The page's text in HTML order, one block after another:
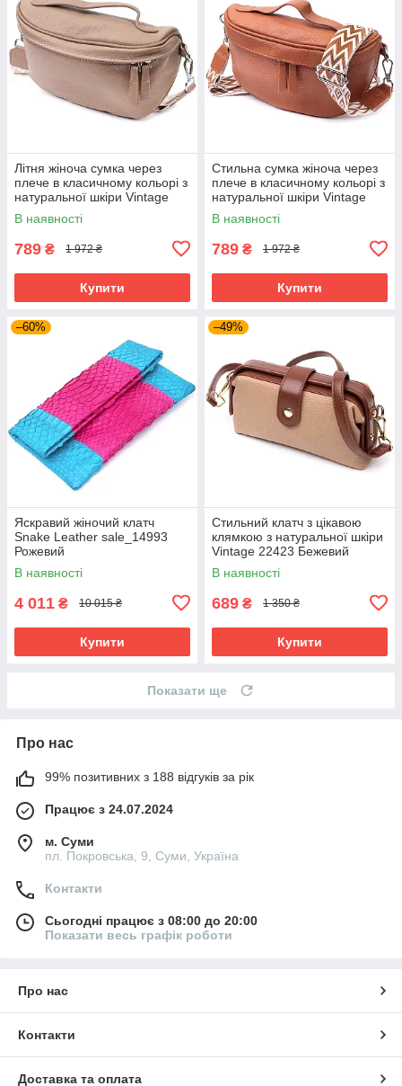
Літня жіноча сумка через
плече в класичному кольорі з
натуральної шкіри Vintage
22657 Бежева
В наявності
789 ₴ 1 972 ₴
Купити
Стильна сумка жіноча через
плече в класичному кольорі з
натуральної шкіри Vintage
22658 Руда
В наявності
789 ₴ 1 972 ₴
Купити
–60%
Яскравий жіночий клатч
Snake Leather sale_14993
Рожевий
В наявності
4 011 ₴ 10 015 ₴
Купити
–49%
Стильний клатч з цікавою
клямкою з натуральної шкіри
Vintage 22423 Бежевий
В наявності
689 ₴ 1 350 ₴
Купити
Показати ще
Про нас
99% позитивних з 188 відгуків за рік
Працює з 24.07.2024
м. Суми
пл. Покровська, 9, Суми, Україна
Контакти
Сьогодні працює з 08:00 до 20:00
Показати весь графік роботи
Про нас
Контакти
Доставка та оплата